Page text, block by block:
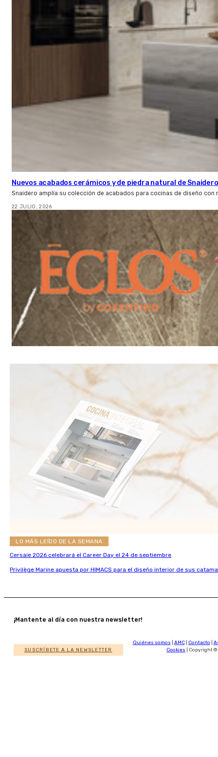
Nuevos acabados cerámicos y de piedra natural de Snaidero
Snaidero amplía su colección de acabados para cocinas de diseño
22 JULIO, 2026
LO MÁS LEÍDO DE LA SEMANA
Cersaie 2026 celebrará el Career Day el 24 de septiembre
Privilège Marine apuesta por HIMACS para el diseño interior de sus
¡Mantente al día con nuestra newsletter!
SUSCRÍBETE A LA NEWSLETTER
Quiénes somos AMC| Contacto
Cookies | Copyright